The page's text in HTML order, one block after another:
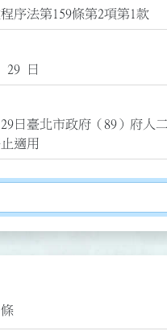
序法第159條第2項第1款
29 日
日臺北市政府（89）府人
適用
容